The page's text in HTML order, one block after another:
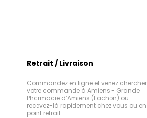
Retrait / Livraison
Commandez en ligne et venez chercher
votre commande à Amiens - Grande
Pharmacie d’Amiens (Fachon) ou
recevez-là rapidement chez vous ou en
point retrait